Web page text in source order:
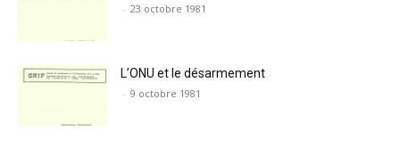
- 23 octobre 1981
L’ONU et le désarmement
- 9 octobre 1981